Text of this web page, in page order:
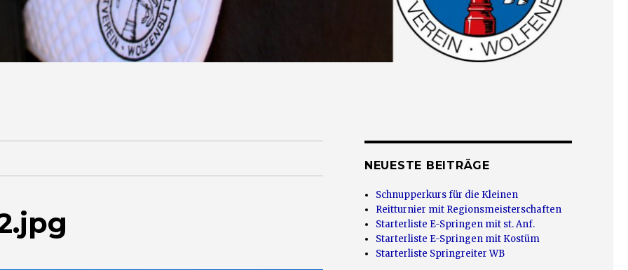
NEUESTE BEITRÄGE
Schnupperkurs für die Kleinen
Reitturnier mit Regionsmeisterschaften
Starterliste E-Springen mit st. Anf.
Starterliste E-Springen mit Kostüm
Starterliste Springreiter WB